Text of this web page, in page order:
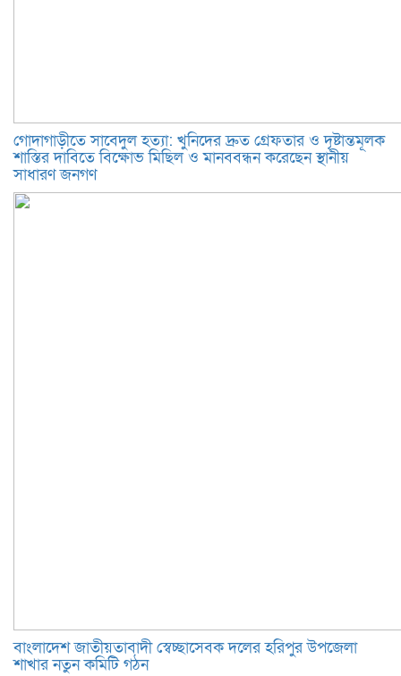
গোদাগাড়ীতে সাবেদুল হত্যা: খুনিদের দ্রুত গ্রেফতার ও দৃষ্টান্তমূলক
শাস্তির দাবিতে বিক্ষোভ মিছিল ও মানববন্ধন করেছেন স্থানীয়
সাধারণ জনগণ
বাংলাদেশ জাতীয়তাবাদী স্বেচ্ছাসেবক দলের হরিপুর উপজেলা
শাখার নতুন কমিটি গঠন